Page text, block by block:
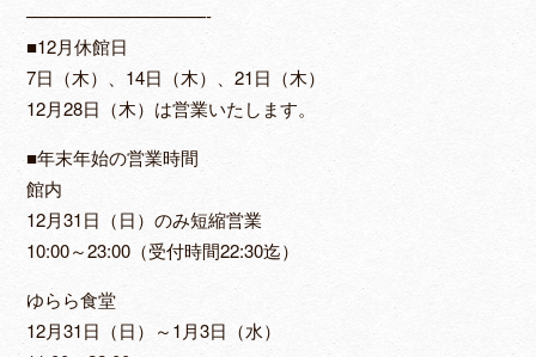
——————————-
■12月休館日
7日（木）、14日（木）、21日（木）
12月28日（木）は営業いたします。
■年末年始の営業時間
館内
12月31日（日）のみ短縮営業
10:00～23:00（受付時間22:30迄）
ゆらら食堂
12月31日（日）～1月3日（水）